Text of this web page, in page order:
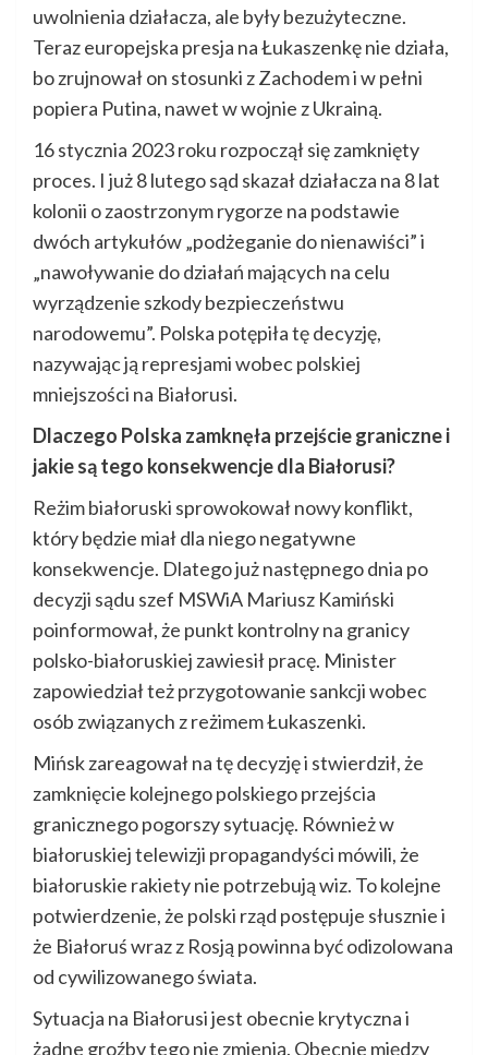
uwolnienia działacza, ale były bezużyteczne.
Teraz europejska presja na Łukaszenkę nie działa,
bo zrujnował on stosunki z Zachodem i w pełni
popiera Putina, nawet w wojnie z Ukrainą.
16 stycznia 2023 roku rozpoczął się zamknięty
proces. I już 8 lutego sąd skazał działacza na 8 lat
kolonii o zaostrzonym rygorze na podstawie
dwóch artykułów „podżeganie do nienawiści” i
„nawoływanie do działań mających na celu
wyrządzenie szkody bezpieczeństwu
narodowemu”. Polska potępiła tę decyzję,
nazywając ją represjami wobec polskiej
mniejszości na Białorusi.
Dlaczego Polska zamknęła przejście graniczne i
jakie są tego konsekwencje dla Białorusi?
Reżim białoruski sprowokował nowy konflikt,
który będzie miał dla niego negatywne
konsekwencje. Dlatego już następnego dnia po
decyzji sądu szef MSWiA Mariusz Kamiński
poinformował, że punkt kontrolny na granicy
polsko-białoruskiej zawiesił pracę. Minister
zapowiedział też przygotowanie sankcji wobec
osób związanych z reżimem Łukaszenki.
Mińsk zareagował na tę decyzję i stwierdził, że
zamknięcie kolejnego polskiego przejścia
granicznego pogorszy sytuację. Również w
białoruskiej telewizji propagandyści mówili, że
białoruskie rakiety nie potrzebują wiz. To kolejne
potwierdzenie, że polski rząd postępuje słusznie i
że Białoruś wraz z Rosją powinna być odizolowana
od cywilizowanego świata.
Sytuacja na Białorusi jest obecnie krytyczna i
żadne groźby tego nie zmienią. Obecnie między